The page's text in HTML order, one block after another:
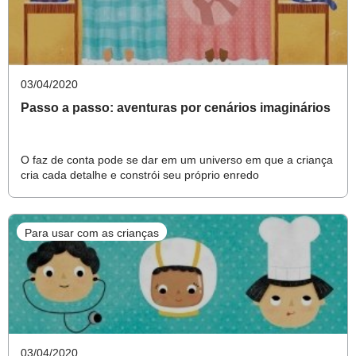
em proposições que estimulem sua imaginação.
Crie propostas interessantes, mas sem dirigir a
brincadeira
livremente. “Caixas com diferentes materiais são um
convite para brincar”, diz Camila Bon, consultora
pedagógica de Educação Infantil.
Essa seleção e organização pode ser feita como uma
maneira de perceber os interesses das crianças e entender
os significados que elas atribuem para aqueles objetos -
sejam eles brinquedos ou outro tipos de materiais.
03/04/2020
Passo a passo: aventuras por cenários imaginários
O faz de conta pode se dar em um universo em que a criança
cria cada detalhe e constrói seu próprio enredo
Para usar com as crianças
03/04/2020